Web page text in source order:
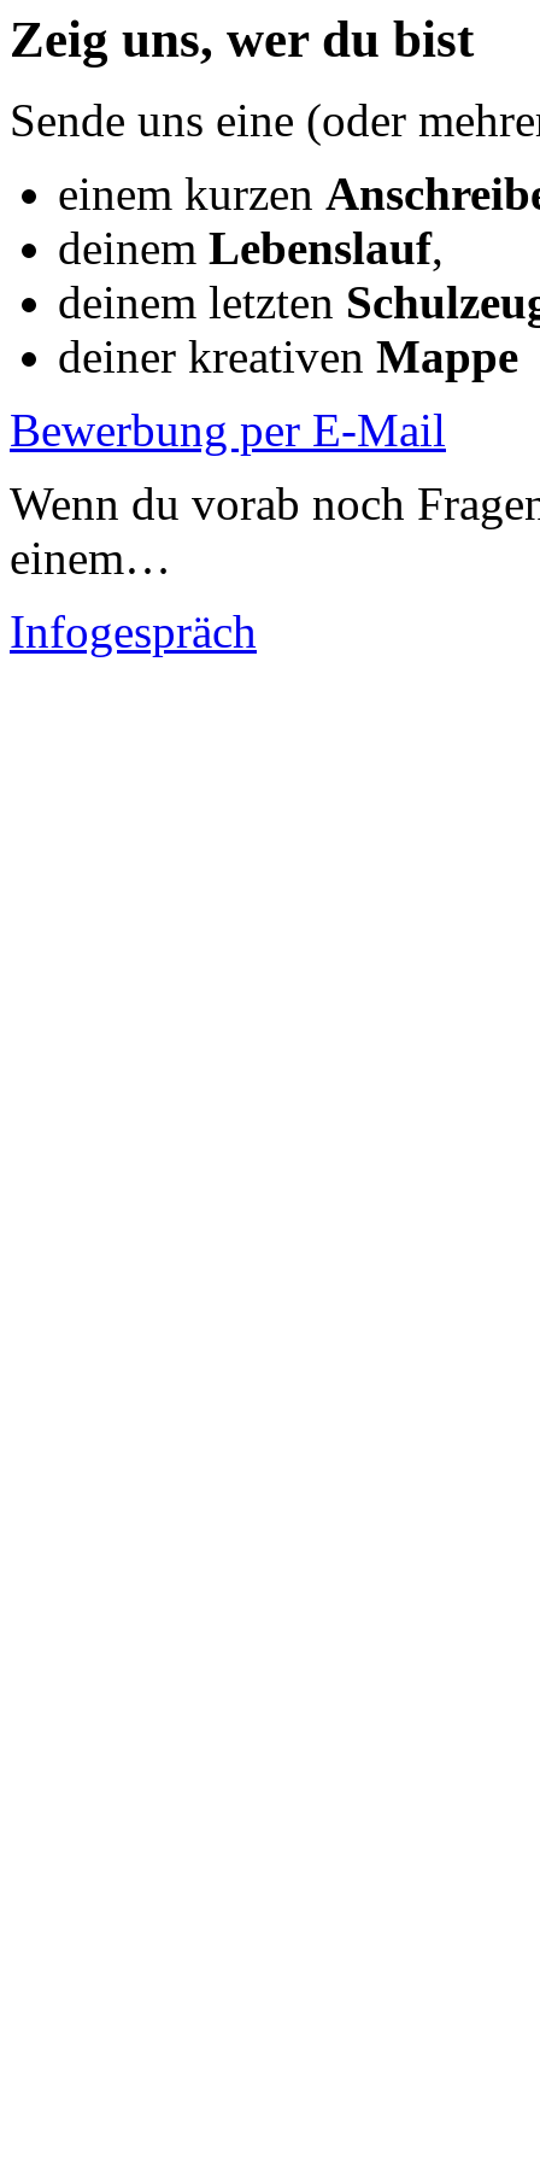
Zeig uns, wer du bist
Sende uns eine (oder
einem kurzen
deinem Lebenslauf,
deinem letzten
deiner kreativen Mappe
Bewerbung per E-Mail
Wenn du vorab noch
einem…
Infogespräch